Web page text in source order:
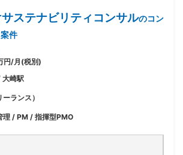
ステナビリティコンサルのコン
件
円/月(税別)
大崎駅
ランス）
理 / PM / 指揮型PMO